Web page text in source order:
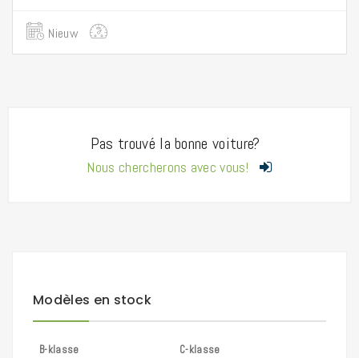
Nieuw
Pas trouvé la bonne voiture?
Nous chercherons avec vous!
Modèles en stock
B-klasse C-klasse